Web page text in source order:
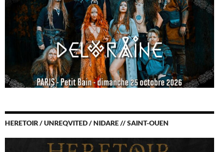
HERETOIR / UNREQVITED / NIDARE // SAINT-OUEN